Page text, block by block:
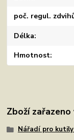
poč. regul.
Délka
Hmotnost
Zboží
Nářadí pro